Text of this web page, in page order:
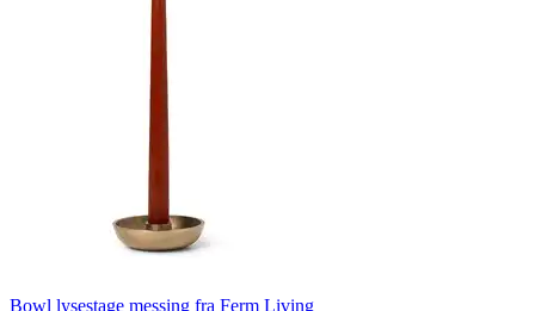
Bowl lysestage messing fra Ferm Living